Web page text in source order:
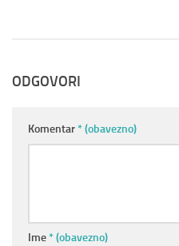
ODGOVORI
Komentar* (obavezno)
Ime* (obavezno)